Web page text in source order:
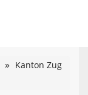
Kanton Zug